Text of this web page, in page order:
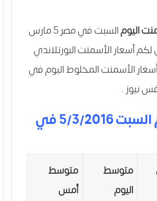
اليوم
السبت في مصر 5 مارس
أسعار الأسمنت البورتلاندي
الأسمنت المخلوط اليوم في
نيوز .
أسعار الأسمنت البورتلاندي العادي اليوم السبت 5/3/2016 في
متوسط
اليوم
متوسط
أمس